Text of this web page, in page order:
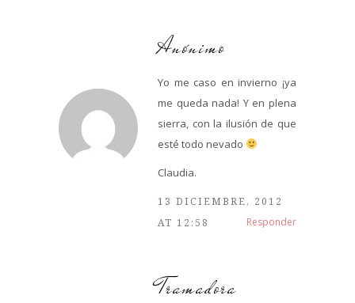
Anónimo
Yo me caso en invierno ¡ya
me queda nada! Y en plena
sierra, con la ilusión de que
esté todo nevado
Claudia.
13 DICIEMBRE, 2012
AT 12:58
Responder
Tramadora